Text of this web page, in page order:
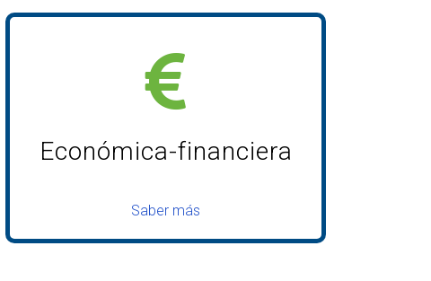
Económica-financiera
Saber más